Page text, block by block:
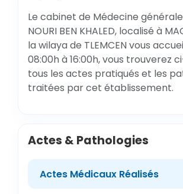
Le cabinet de Médecine
NOURI BEN KHALED, localisé à
la wilaya de TLEMCEN vous
08:00h à 16:00h, vous trouverez
tous les actes pratiqués et les
traitées par cet établissement.
Actes & Pathologies
Actes Médicaux Réalisés